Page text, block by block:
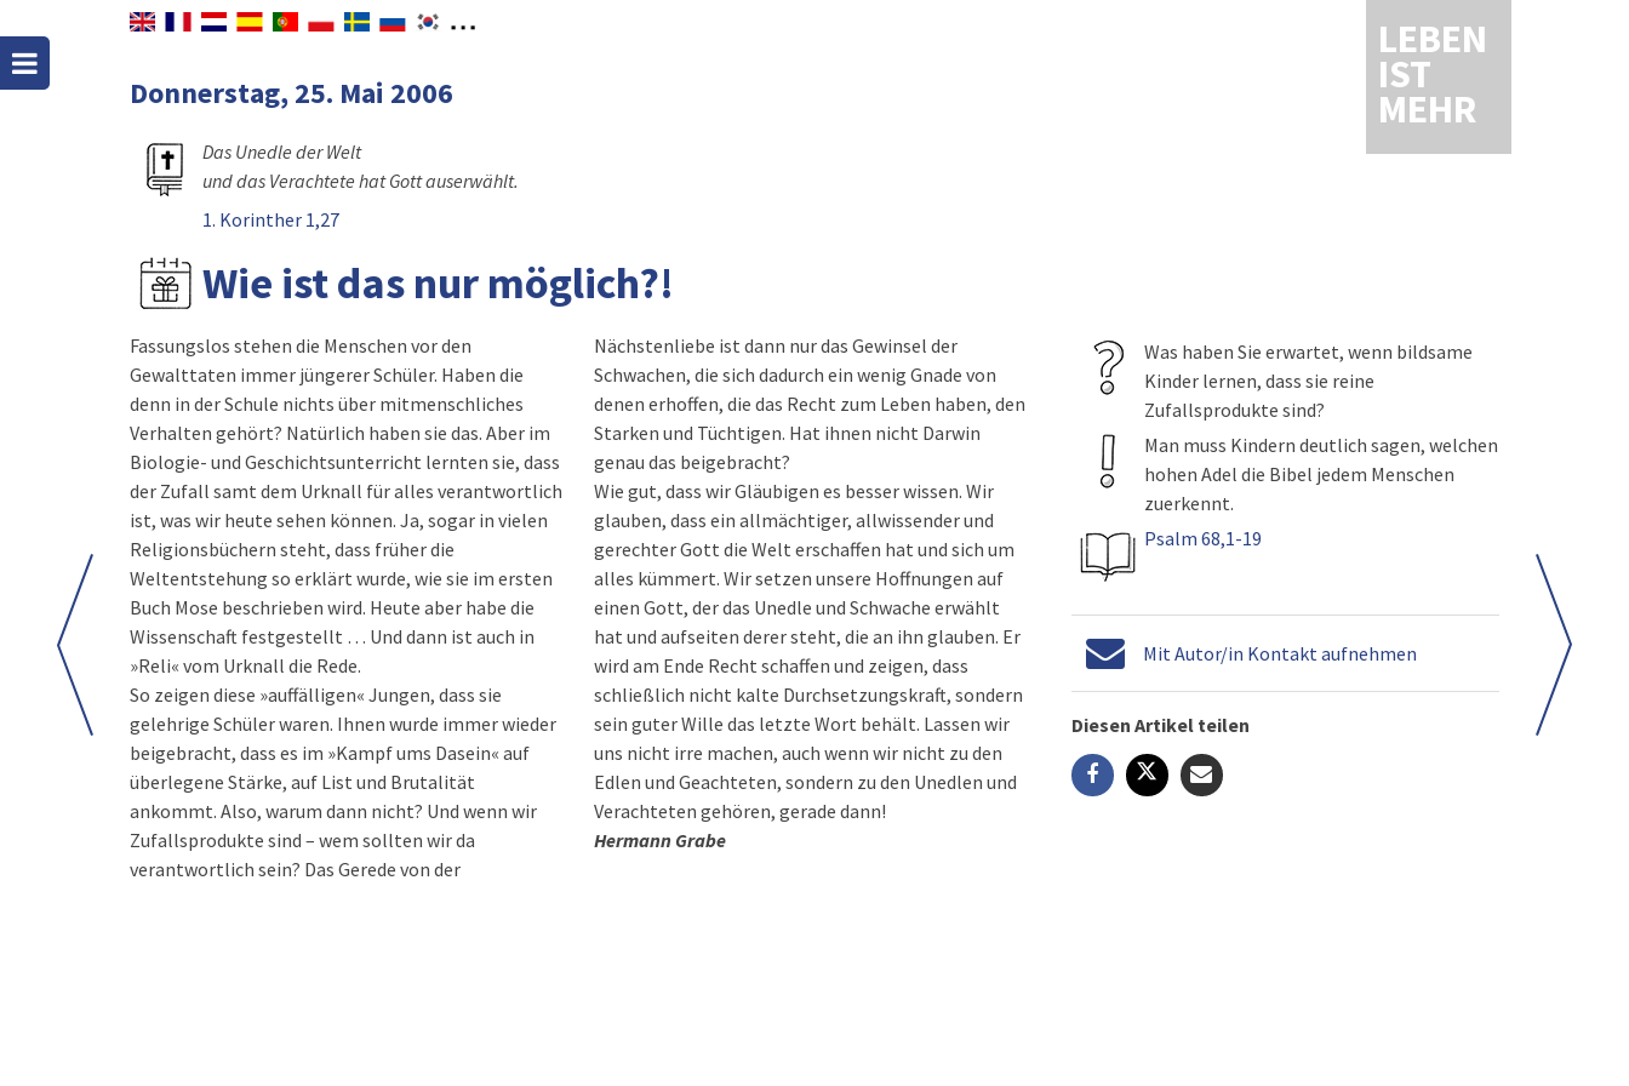
LEBEN
IST
MEHR
Donnerstag, 25. Mai 2006
Das Unedle der Welt
und das Verachtete hat Gott auserwählt.
1. Korinther 1,27
Wie ist das nur möglich?!
Fassungslos stehen die Menschen vor den
Gewalttaten immer jüngerer Schüler. Haben die
denn in der Schule nichts über mitmenschliches
Verhalten gehört? Natürlich haben sie das. Aber im
Biologie- und Geschichtsunterricht lernten sie, dass
der Zufall samt dem Urknall für alles verantwortlich
ist, was wir heute sehen können. Ja, sogar in vielen
Religionsbüchern steht, dass früher die
Weltentstehung so erklärt wurde, wie sie im ersten
Buch Mose beschrieben wird. Heute aber habe die
Wissenschaft festgestellt … Und dann ist auch in
»Reli« vom Urknall die Rede.
So zeigen diese »auffälligen« Jungen, dass sie
gelehrige Schüler waren. Ihnen wurde immer wieder
beigebracht, dass es im »Kampf ums Dasein« auf
überlegene Stärke, auf List und Brutalität
ankommt. Also, warum dann nicht? Und wenn wir
Zufallsprodukte sind – wem sollten wir da
verantwortlich sein? Das Gerede von der
Nächstenliebe ist dann nur das Gewinsel der
Schwachen, die sich dadurch ein wenig Gnade von
denen erhoffen, die das Recht zum Leben haben, den
Starken und Tüchtigen. Hat ihnen nicht Darwin
genau das beigebracht?
Wie gut, dass wir Gläubigen es besser wissen. Wir
glauben, dass ein allmächtiger, allwissender und
gerechter Gott die Welt erschaffen hat und sich um
alles kümmert. Wir setzen unsere Hoffnungen auf
einen Gott, der das Unedle und Schwache erwählt
hat und aufseiten derer steht, die an ihn glauben. Er
wird am Ende Recht schaffen und zeigen, dass
schließlich nicht kalte Durchsetzungskraft, sondern
sein guter Wille das letzte Wort behält. Lassen wir
uns nicht irre machen, auch wenn wir nicht zu den
Edlen und Geachteten, sondern zu den Unedlen und
Verachteten gehören, gerade dann!
Hermann Grabe
Was haben Sie erwartet, wenn bildsame
Kinder lernen, dass sie reine
Zufallsprodukte sind?
Man muss Kindern deutlich sagen, welchen
hohen Adel die Bibel jedem Menschen
zuerkennt.
Psalm 68,1-19
Mit Autor/in Kontakt aufnehmen
Diesen Artikel teilen